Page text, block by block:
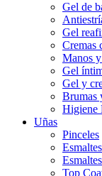
Gel de
Gel
Cremas
Manos
Gel
Gel y
Brumas
Higiene
Uñas
Pinceles
Top